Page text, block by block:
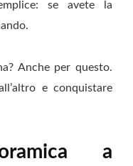
se avete la
Anche per questo.
e conquistare
a